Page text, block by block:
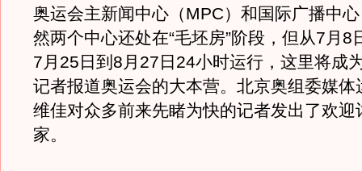
奥运会主新闻中心（MPC）和国际广播中
然两个中心还处在“毛坯房”阶段，但从7月8
7月25日到8月27日24小时运行，这里将成
记者报道奥运会的大本营。北京奥组委媒体
维佳对众多前来先睹为快的记者发出了欢迎
家。